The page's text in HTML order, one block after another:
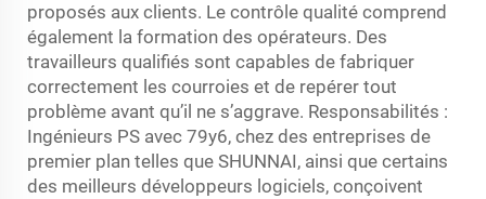
proposés aux clients. Le contrôle qualité comprend
également la formation des opérateurs. Des
travailleurs qualifiés sont capables de fabriquer
correctement les courroies et de repérer tout
problème avant qu’il ne s’aggrave. Responsabilités :
Ingénieurs PS avec 79y6, chez des entreprises de
premier plan telles que SHUNNAI, ainsi que certains
des meilleurs développeurs logiciels, conçoivent